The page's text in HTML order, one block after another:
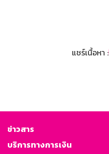
แชร์เนื้อหา :
ข่าวสาร
บริการทางการเงิน